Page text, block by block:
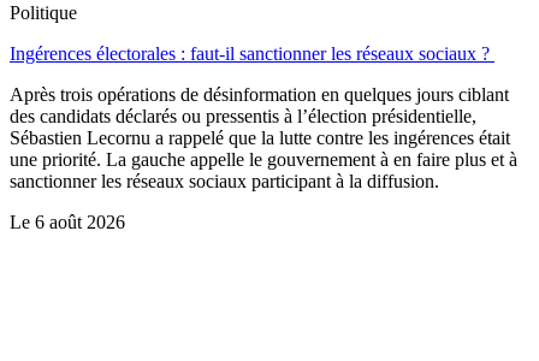
Politique
Ingérences électorales : faut-il sanctionner les réseaux sociaux ?
Après trois opérations de désinformation en quelques jours ciblant
des candidats déclarés ou pressentis à l’élection présidentielle,
Sébastien Lecornu a rappelé que la lutte contre les ingérences était
une priorité. La gauche appelle le gouvernement à en faire plus et à
sanctionner les réseaux sociaux participant à la diffusion.
Le 6 août 2026